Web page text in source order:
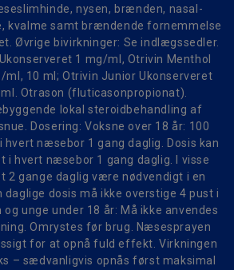
nysen, brænden, nasal-
kvalme samt brændende fornemmelse
Øvrige bivirkninger: Se indlægssedler.
1 mg/ml, Otrivin Menthol
ml, 10 ml; Otrivin Junior Ukonserveret
Otrason (fluticasonpropionat).
lokal steroidbehandling af
Dosering: Voksne over 18 år: 100
næsebor 1 gang daglig. Dosis kan
i hvert næsebor 1 gang daglig. I visse
2 gange daglig være nødvendigt i en
daglige dosis må ikke overstige 4 pust i
unge under 18 år: Må ikke anvendes
Omrystes før brug. Næsesprayen
for at opnå fuld effekt. Virkningen
– sædvanligvis opnås først maksimal